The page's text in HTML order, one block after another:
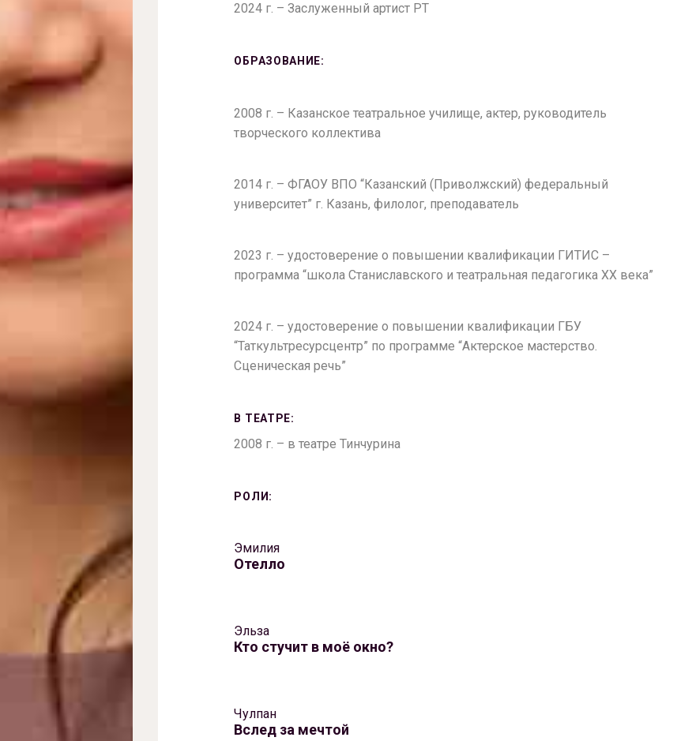
2024 г. – Заслуженный артист РТ
ОБРАЗОВАНИЕ:
2008 г. – Казанское театральное училище, актер, руководитель
творческого коллектива
2014 г. – ФГАОУ ВПО “Казанский (Приволжский) федеральный
университет” г. Казань, филолог, преподаватель
2023 г. – удостоверение о повышении квалификации ГИТИС –
программа “школа Станиславского и театральная педагогика ХХ века”
2024 г. – удостоверение о повышении квалификации ГБУ
“Таткультресурсцентр” по программе “Актерское мастерство.
Сценическая речь”
В ТЕАТРЕ:
2008 г. – в театре Тинчурина
РОЛИ:
Эмилия
Отелло
Эльза
Кто стучит в моё окно?
Чулпан
Вслед за мечтой